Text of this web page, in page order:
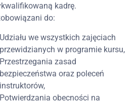
kadrę.
do:
Udziału we wszystkich zajęciach
przewidzianych w programie kursu,
Przestrzegania zasad
bezpieczeństwa oraz poleceń
instruktorów,
Potwierdzania obecności na